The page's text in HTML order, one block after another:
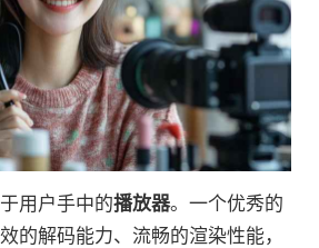
用户手中的播放器。一个优秀的
的解码能力、流畅的渲染性能，